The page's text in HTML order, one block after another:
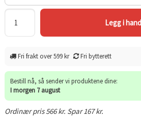
Fri frakt over 599 kr Fri bytterett
Bestill nå, så sender vi produktene dine:
I morgen 7 august
Ordinær pris 566 kr. Spar 167 kr.